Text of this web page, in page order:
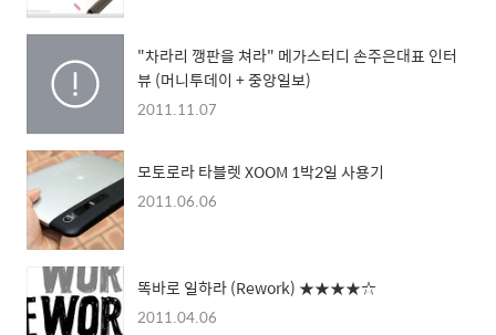
"차라리 깽판을 쳐라" 메가스터디 손주은대표 인터
뷰 (머니투데이 + 중앙일보)
2011.11.07
모토로라 타블렛 XOOM 1박2일 사용기
2011.06.06
똑바로 일하라 (Rework) ★★★★☆
2011.04.06